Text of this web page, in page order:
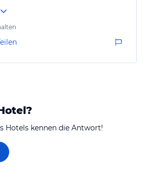
Hotels kennen die Antwort!